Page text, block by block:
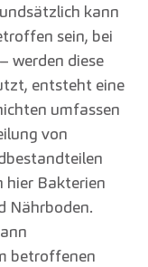
kann
sein, bei
werden diese
entsteht eine
umfassen
von
hier Bakterien
Nährboden.
betroffenen